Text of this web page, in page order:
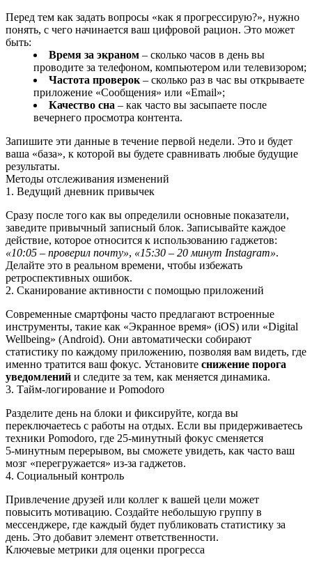
Перед тем как задать вопросы «как я прогрессирую?», нужно
понять, с чего начинается ваш цифровой рацион. Это может
быть:
Время за экраном – сколько часов в день вы
проводите за телефоном, компьютером или телевизором;
Частота проверок – сколько раз в час вы открываете
приложение «Сообщения» или «Email»;
Качество сна – как часто вы засыпаете после
вечернего просмотра контента.
Запишите эти данные в течение первой недели. Это и будет
ваша «база», к которой вы будете сравнивать любые будущие
результаты.
Методы отслеживания изменений
1. Ведущий дневник привычек
Сразу после того как вы определили основные показатели,
заведите привычный записный блок. Записывайте каждое
действие, которое относится к использованию гаджетов:
«10:05 – проверил почту», «15:30 – 20 минут Instagram».
Делайте это в реальном времени, чтобы избежать
ретроспективных ошибок.
2. Сканирование активности с помощью приложений
Современные смартфоны часто предлагают встроенные
инструменты, такие как «Экранное время» (iOS) или «Digital
Wellbeing» (Android). Они автоматически собирают
статистику по каждому приложению, позволяя вам видеть, где
именно тратится ваш фокус. Установите снижение порога
уведомлений и следите за тем, как меняется динамика.
3. Тайм‑логирование и Pomodoro
Разделите день на блоки и фиксируйте, когда вы
переключаетесь с работы на отдых. Если вы придерживаетесь
техники Pomodoro, где 25‑минутный фокус сменяется
5‑минутным перерывом, вы сможете увидеть, как часто ваш
мозг «перегружается» из-за гаджетов.
4. Социальный контроль
Привлечение друзей или коллег к вашей цели может
повысить мотивацию. Создайте небольшую группу в
мессенджере, где каждый будет публиковать статистику за
день. Это добавит элемент ответственности.
Ключевые метрики для оценки прогресса